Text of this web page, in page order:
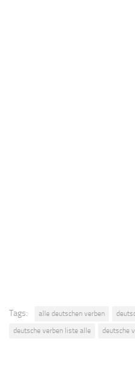
Tags: alle deutschen verben
deutsche verben liste alle
deutsche